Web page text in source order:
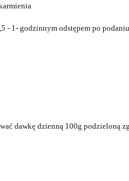
1- godzinnym odstępem po
dawkę dzienną 100g podzieloną